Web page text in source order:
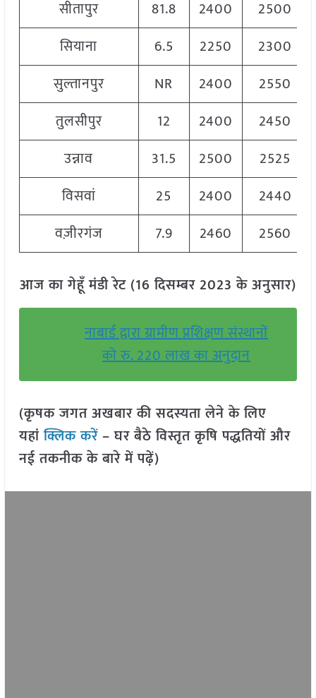
सीतापुर 81.8 2400
2500
सियाना
6.5 2250
2300
सुल्तानपुर
NR 2400
2550
तुलसीपुर
12 2400
2450
उन्नाव
31.5 2500
2525
विसवां
25 2400
2440
वज़ीरगंज
7.9 2460 2560
आज का गेहूँ मंडी रेट (16 दिसम्बर 2023 के अनुसार)
नाबार्ड द्वारा ग्रामीण प्रशिक्षण संस्थानों
को रु. 220 लाख का अनुदान
(कृषक जगत अखबार की सदस्यता लेने के लिए
यहांक्लिक करें– घर बैठे विस्तृत कृषि पद्धतियों और
नई तकनीक के बारे में पढ़ें)